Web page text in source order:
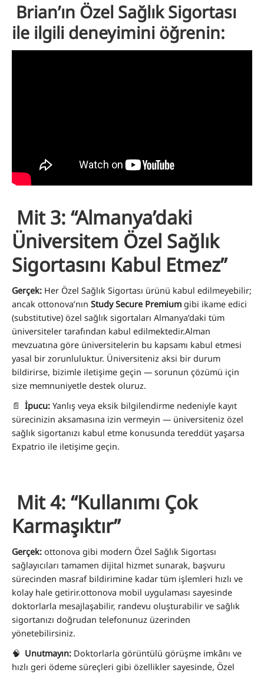
Brian’ın Özel Sağlık Sigortası
ile ilgili deneyimini öğrenin:
Mit 3: “Almanya’daki
Üniversitem Özel Sağlık
Sigortasını Kabul Etmez”
Gerçek: Her Özel Sağlık Sigortası ürünü kabul edilmeyebilir;
ancak ottonova’nın Study Secure Premium gibi ikame edici
(substitutive) özel sağlık sigortaları Almanya’daki tüm
üniversiteler tarafından kabul edilmektedir.Alman
mevzuatına göre üniversitelerin bu kapsamı kabul etmesi
yasal bir zorunluluktur. Üniversiteniz aksi bir durum
bildirirse, bizimle iletişime geçin — sorunun çözümü için
size memnuniyetle destek oluruz.
📄 İpucu: Yanlış veya eksik bilgilendirme nedeniyle kayıt
sürecinizin aksamasına izin vermeyin — üniversiteniz özel
sağlık sigortanızı kabul etme konusunda tereddüt yaşarsa
Expatrio ile iletişime geçin.
Mit 4: “Kullanımı Çok
Karmaşıktır”
Gerçek: ottonova gibi modern Özel Sağlık Sigortası
sağlayıcıları tamamen dijital hizmet sunarak, başvuru
sürecinden masraf bildirimine kadar tüm işlemleri hızlı ve
kolay hale getirir.ottonova mobil uygulaması sayesinde
doktorlarla mesajlaşabilir, randevu oluşturabilir ve sağlık
sigortanızı doğrudan telefonunuz üzerinden
yönetebilirsiniz.
🧠 Unutmayın: Doktorlarla görüntülü görüşme imkânı ve
hızlı geri ödeme süreçleri gibi özellikler sayesinde, Özel